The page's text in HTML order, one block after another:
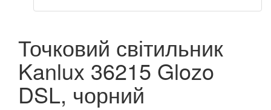
Точковий світильник
Kanlux 36215 Glozo
DSL, чорний